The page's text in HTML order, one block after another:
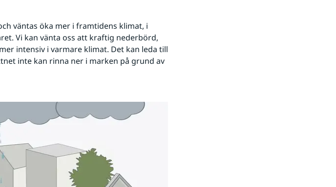
väntas öka mer i framtidens klimat, i
Vi kan vänta oss att kraftig nederbörd,
intensiv i varmare klimat. Det kan leda till
inte kan rinna ner i marken på grund av